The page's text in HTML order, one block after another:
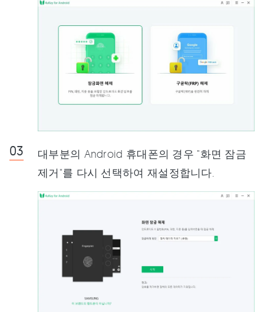
대부분의 Android 휴대폰의 경우 "화면 잠금
제거"를 다시 선택하여 재설정합니다.